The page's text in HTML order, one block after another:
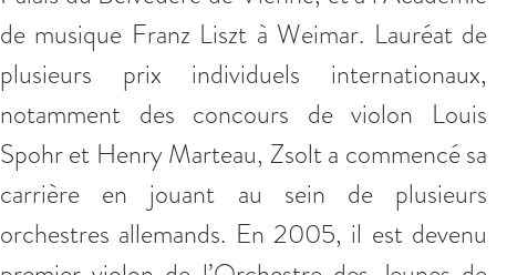
de musique Franz Liszt à Weimar. Lauréat de
plusieurs prix individuels internationaux,
notamment des concours de violon Louis
Spohr et Henry Marteau, Zsolt a commencé sa
carrière en jouant au sein de plusieurs
orchestres allemands. En 2005, il est devenu